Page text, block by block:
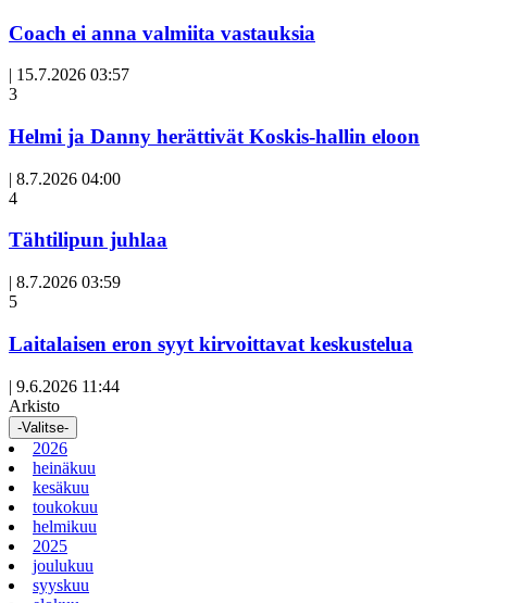
Coach ei anna valmiita vastauksia
| 15.7.2026 03:57
3
Helmi ja Danny herättivät Koskis-hallin eloon
| 8.7.2026 04:00
Avoin
4
Tähtilipun juhlaa
| 8.7.2026 03:59
Avoin
5
Laitalaisen eron syyt kirvoittavat keskustelua
| 9.6.2026 11:44
Arkisto
-Valitse-
2026
heinäkuu
kesäkuu
toukokuu
helmikuu
2025
joulukuu
syyskuu